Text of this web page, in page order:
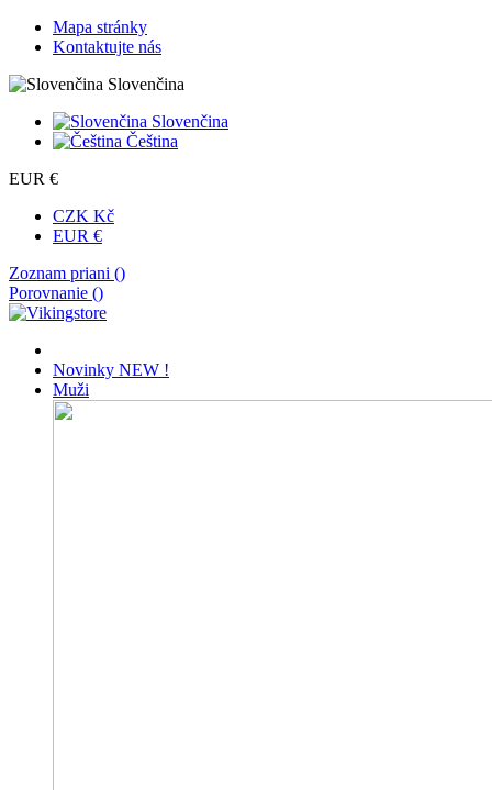
Mapa stránky
Kontaktujte nás
Slovenčina
Slovenčina
Čeština
EUR €
CZK Kč
EUR €
Zoznam priani ()
Porovnanie ()
Novinky NEW !
Muži